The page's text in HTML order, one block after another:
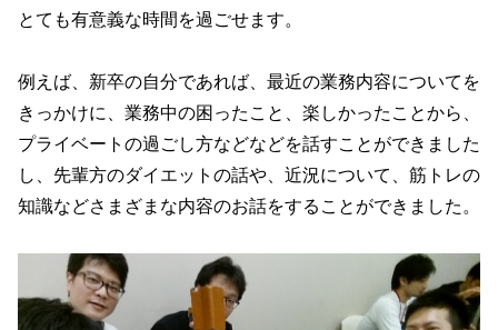
とても有意義な時間を過ごせます。
例えば、新卒の自分であれば、最近の業務内容についてを
きっかけに、業務中の困ったこと、楽しかったことから、
プライベートの過ごし方などなどを話すことができました
し、先輩方のダイエットの話や、近況について、筋トレの
知識などさまざまな内容のお話をすることができました。